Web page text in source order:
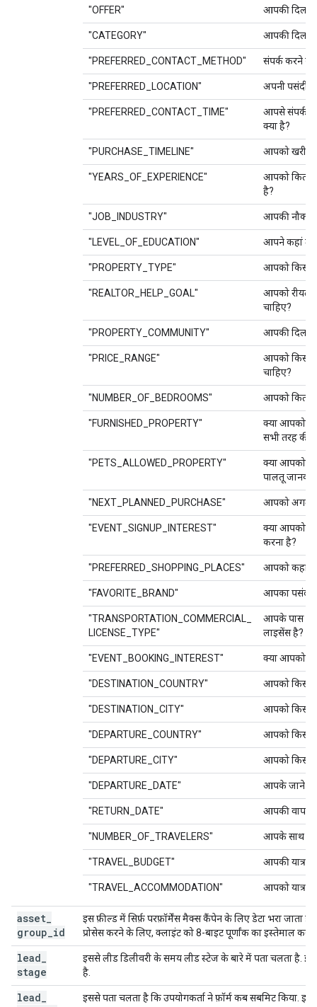
"OFFER" आपकी
"CATEGORY" आपकी
"PREFERRED_CONTACT_METHOD" संपर्क करने का
"PREFERRED_LOCATION" अपनी
"PREFERRED_CONTACT_TIME"
आपसे संपर्क
क्या है?
"PURCHASE_TIMELINE" आपको
"YEARS_OF_EXPERIENCE"
आपको कितने
है?
"JOB_INDUSTRY" आपकी नौकरी
"LEVEL_OF_EDUCATION" आपने कहां तक
"PROPERTY_TYPE" आपको किस
"REALTOR_HELP_GOAL"
आपको रीयल
चाहिए?
"PROPERTY_COMMUNITY" आपकी
"PRICE_RANGE"
आपको किस
चाहिए?
"NUMBER_OF_BEDROOMS" आपको कितने
"FURNISHED_PROPERTY"
क्या आपको
सभी तरह की
"PETS_ALLOWED_PROPERTY"
क्या आपको ऐसी
पालतू
"NEXT_PLANNED_PURCHASE" आपको अगला
"EVENT_SIGNUP_INTEREST"
क्या आपको
करना है?
"PREFERRED_SHOPPING_PLACES" आपको कहां
"FAVORITE_BRAND" आपका
"TRANSPORTATION_COMMERCIAL_
LICENSE_TYPE"
आपके पास
लाइसेंस है?
"EVENT_BOOKING_INTEREST" क्या आपको
"DESTINATION_COUNTRY" आपको किस
"DESTINATION_CITY" आपको किस
"DEPARTURE_COUNTRY" आपको किस
"DEPARTURE_CITY" आपको किस
"DEPARTURE_DATE" आपके जाने की
"RETURN_DATE" आपकी वापसी
"NUMBER_OF_TRAVELERS" आपके साथ
"TRAVEL_BUDGET" आपकी यात्रा
"TRAVEL_ACCOMMODATION" आपको यात्रा
asset
group id
इस फ़ील्ड में सिर्फ़ परफ़ॉर्मेंस मैक्स कैंपेन के लिए डेटा भरा जाता
प्रोसेस करने के लिए, क्लाइंट को 8-बाइट पूर्णांक का इस्तेमाल करना
lead
stage
इससे लीड डिलीवरी के समय लीड स्टेज के बारे में पता चलता है.
है.
lead
इससे पता चलता है कि उपयोगकर्ता ने फ़ॉर्म कब सबमिट किया.